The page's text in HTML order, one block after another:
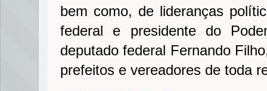
bem como, de lideranças
federal e presidente do
deputado federal Fernando
prefeitos e vereadores de toda